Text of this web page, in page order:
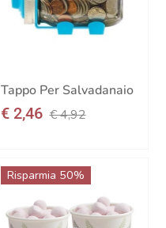
Tappo Per Salvadanaio
€ 2,46 € 4,92
Risparmia 50%